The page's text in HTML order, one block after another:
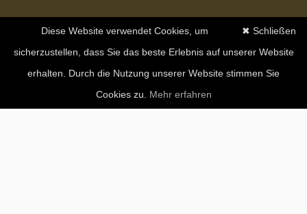
✖ Schließen
Diese Website verwendet Cookies, um
sicherzustellen, dass Sie das beste Erlebnis auf unserer Website
erhalten. Durch die Nutzung unserer Website stimmen Sie
Cookies zu. Mehr erfahren